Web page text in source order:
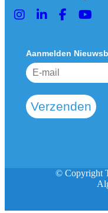
Aanmelden
Verzenden
© Copyright